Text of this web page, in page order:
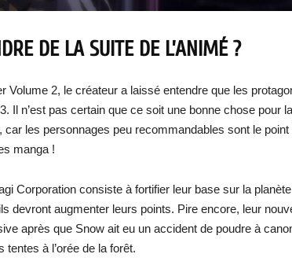
DE LA SUITE DE L’ANIMÉ ?
Volume 2, le créateur a laissé entendre que les
Il n’est pas certain que ce soit une bonne chose pour la
, car les personnages peu recommandables sont le point
manga !
Corporation consiste à fortifier leur base sur la
devront augmenter leurs points. Pire encore, leur
après que Snow ait eu un accident de poudre à
à l’orée de la forêt.